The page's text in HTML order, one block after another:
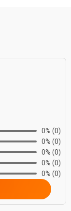
0% (0)
0% (0)
0% (0)
0% (0)
0% (0)